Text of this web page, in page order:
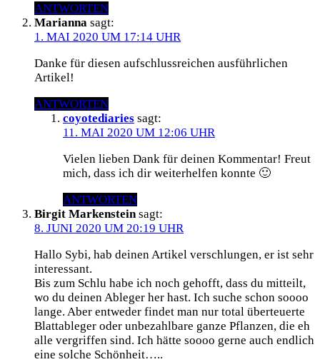
ANTWORTEN
Marianna sagt:
1. MAI 2020 UM 17:14 UHR
Danke für diesen aufschlussreichen ausführlichen
Artikel!
ANTWORTEN
coyotediaries sagt:
11. MAI 2020 UM 12:06 UHR
Vielen lieben Dank für deinen Kommentar! Freut
mich, dass ich dir weiterhelfen konnte 🙂
ANTWORTEN
Birgit Markenstein sagt:
8. JUNI 2020 UM 20:19 UHR
Hallo Sybi, hab deinen Artikel verschlungen, er ist sehr
interessant.
Bis zum Schlu habe ich noch gehofft, dass du mitteilt,
wo du deinen Ableger her hast. Ich suche schon soooo
lange. Aber entweder findet man nur total überteuerte
Blattableger oder unbezahlbare ganze Pflanzen, die eh
alle vergriffen sind. Ich hätte soooo gerne auch endlich
eine solche Schönheit…..